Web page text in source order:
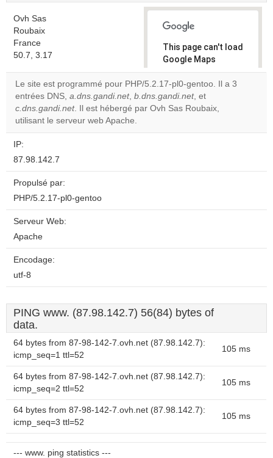
Ovh Sas
Roubaix
France
50.7, 3.17
This page can't load
Google Maps
correctly.
Do you
own this
Le site est programmé pour PHP/5.2.17-pl0-gentoo. Il a 3
entrées DNS, a.dns.gandi.net, b.dns.gandi.net, et
c.dns.gandi.net. Il est hébergé par Ovh Sas Roubaix,
utilisant le serveur web Apache.
IP:
87.98.142.7
Propulsé par:
PHP/5.2.17-pl0-gentoo
Serveur Web:
Apache
Encodage:
utf-8
PING www. (87.98.142.7) 56(84) bytes of
data.
64 bytes from 87-98-142-7.ovh.net (87.98.142.7):
icmp_seq=1 ttl=52
105 ms
64 bytes from 87-98-142-7.ovh.net (87.98.142.7):
icmp_seq=2 ttl=52
105 ms
64 bytes from 87-98-142-7.ovh.net (87.98.142.7):
icmp_seq=3 ttl=52
105 ms
--- www. ping statistics ---